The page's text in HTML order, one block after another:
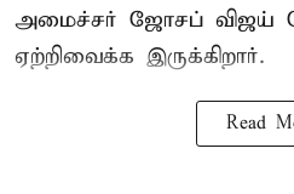
அமைச்சர் ஜோசப் விஜய்
ஏற்றிவைக்க இருக்கிறார்.
Read